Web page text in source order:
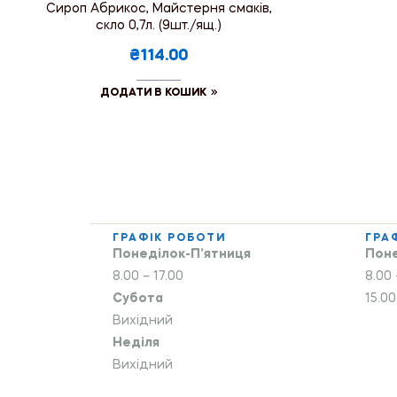
Сироп Абрикос, Майстерня смаків,
скло 0,7л. (9шт./ящ.)
₴114.00
ДОДАТИ В КОШИК
ГРАФІК РОБОТИ
Понеділок-П’ятниця
8.00 – 17.00
Субота
Вихідний
Неділя
Вихідний
8.00